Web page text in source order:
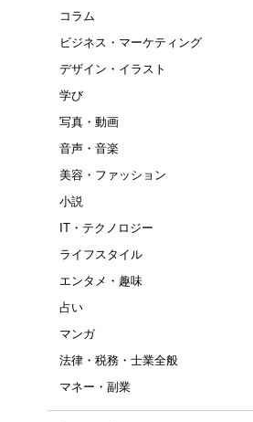
コラム
ビジネス・マーケティング
デザイン・イラスト
学び
写真・動画
音声・音楽
美容・ファッション
小説
IT・テクノロジー
ライフスタイル
エンタメ・趣味
占い
マンガ
法律・税務・士業全般
マネー・副業